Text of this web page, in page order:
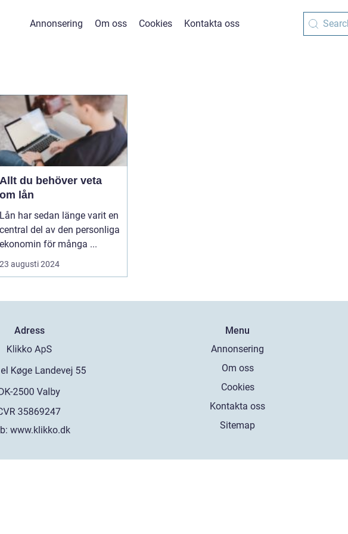
Annonsering Om oss Cookies Kontakta oss
du behöver veta
lån
har sedan länge varit en
del av den personliga
för många ...
augusti 2024
Adress
www.klikko.dk
Menu
Annonsering
Om oss
Cookies
Kontakta oss
Sitemap